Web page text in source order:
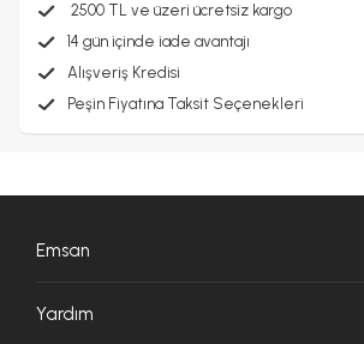
2500 TL ve üzeri ücretsiz kargo
14 gün içinde iade avantajı
Alışveriş Kredisi
Peşin Fiyatına Taksit Seçenekleri
Emsan
Yardım